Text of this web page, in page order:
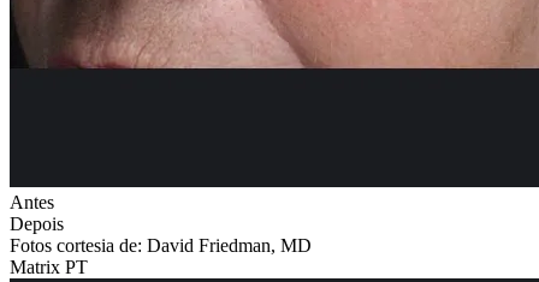
Antes
Depois
Fotos cortesia de: David Friedman, MD
Matrix PT